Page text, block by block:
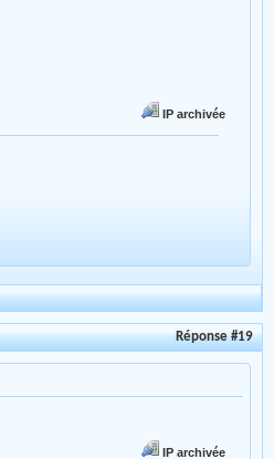
IP archivée
Réponse #19
IP archivée